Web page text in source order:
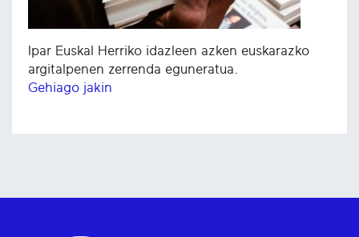
Ipar Euskal Herriko idazleen azken euskarazko
argitalpenen zerrenda eguneratua.
Gehiago jakin